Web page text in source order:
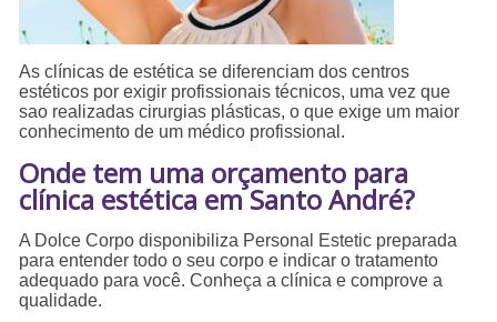
As clínicas de estética se diferenciam dos centros
estéticos por exigir profissionais técnicos, uma vez que
sao realizadas cirurgias plásticas, o que exige um maior
conhecimento de um médico profissional.
Onde tem uma orçamento para
clínica estética em Santo André?
A Dolce Corpo disponibiliza Personal Estetic preparada
para entender todo o seu corpo e indicar o tratamento
adequado para você. Conheça a clínica e comprove a
qualidade.